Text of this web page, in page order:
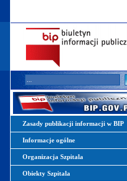
Zasady publikacji informacji w BIP
Informacje ogólne
Organizacja Szpitala
Obiekty Szpitala